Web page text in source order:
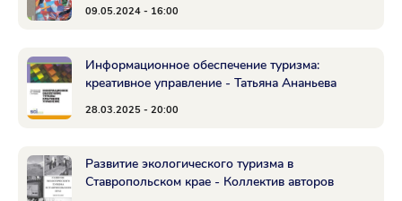
09.05.2024 - 16:00
Информационное обеспечение туризма:
креативное управление - Татьяна Ананьева
28.03.2025 - 20:00
Развитие экологического туризма в
Ставропольском крае - Коллектив авторов